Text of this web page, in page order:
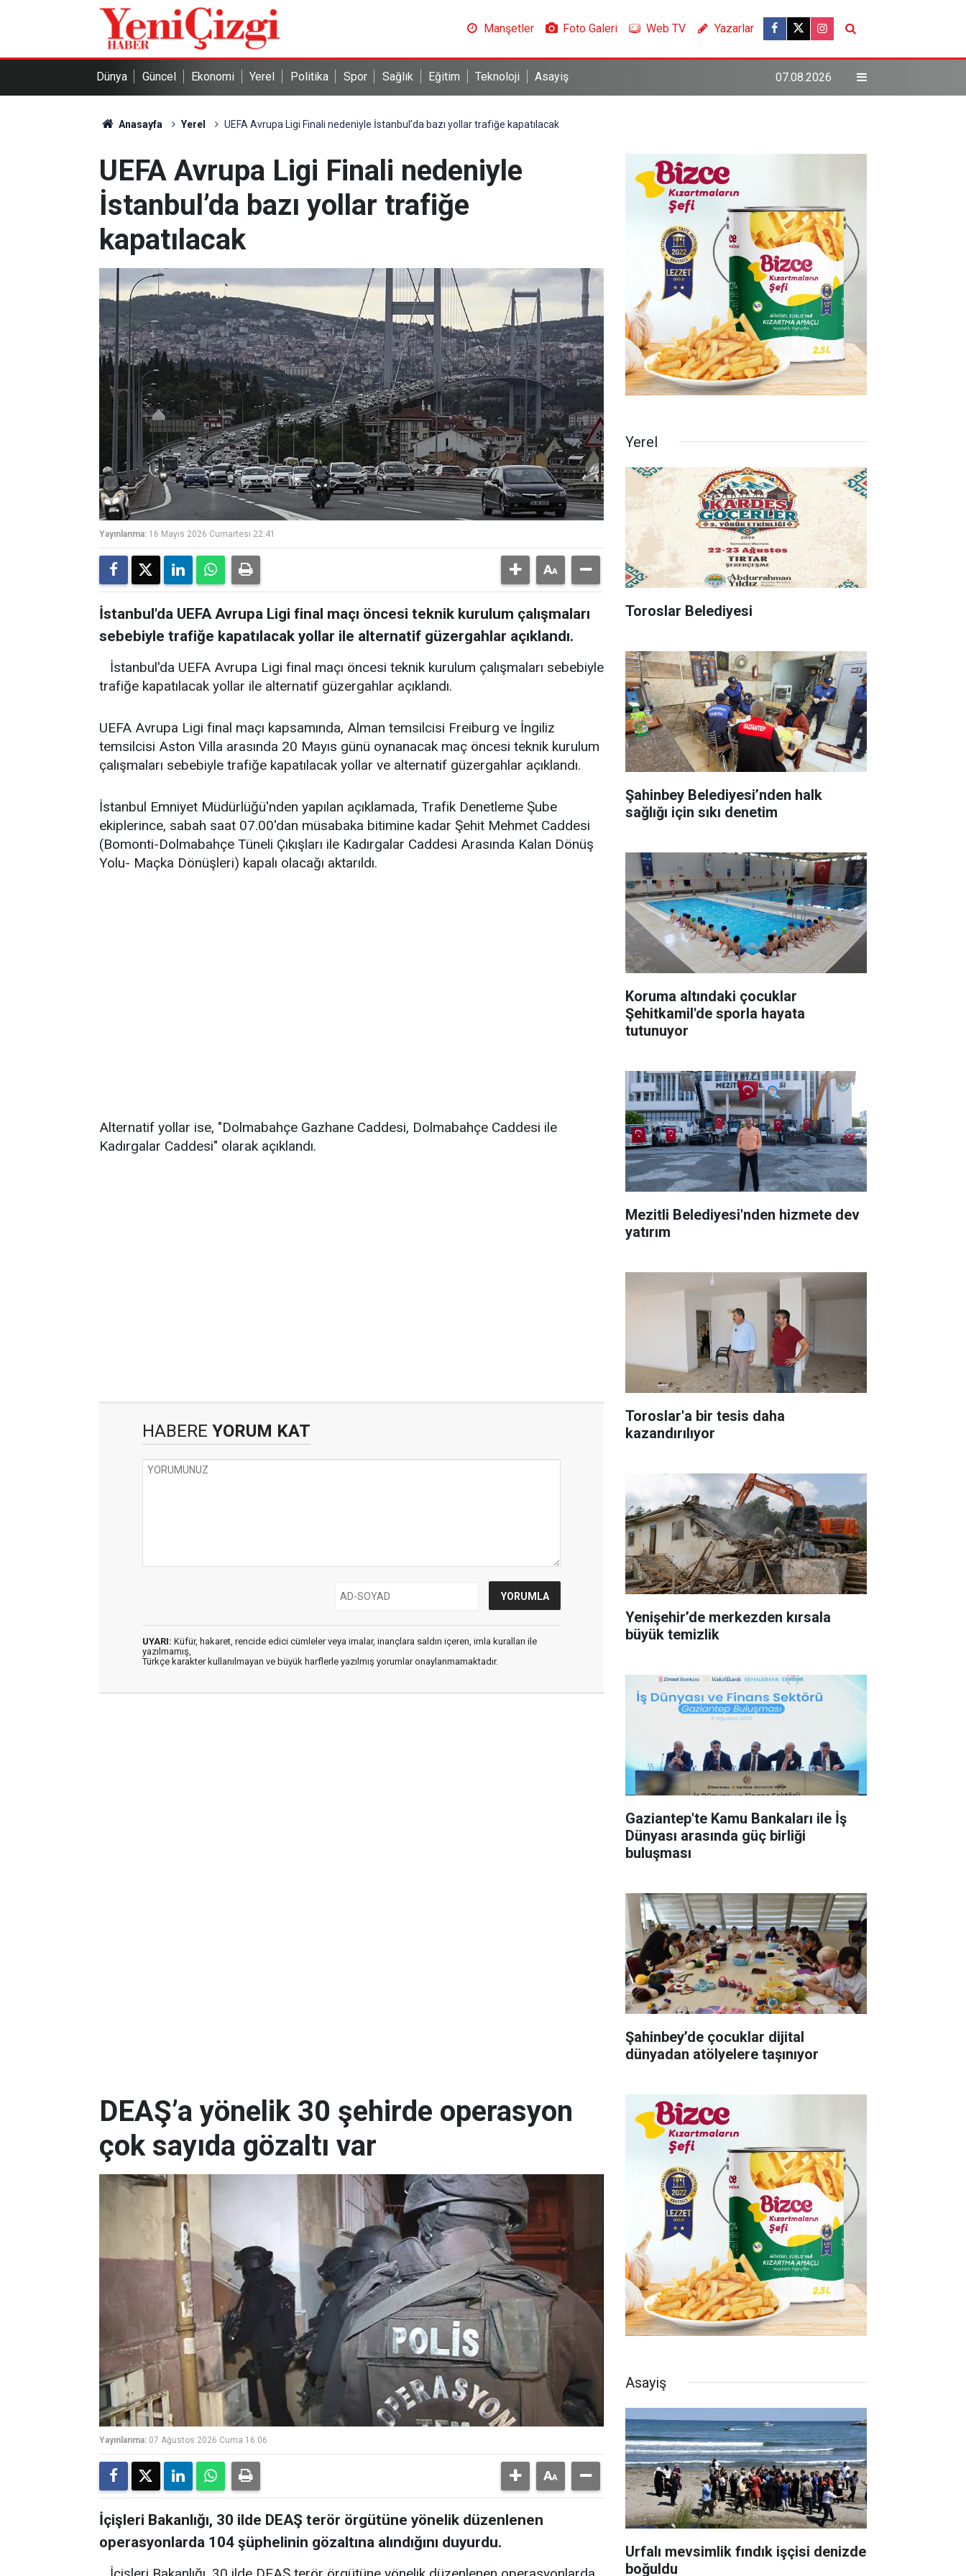
Manşetler Foto Galeri Web TV Yazarlar
Dünya Güncel Ekonomi Yerel Politika Spor Sağlık Eğitim Teknoloji Asayiş 07.08.2026
Anasayfa Yerel UEFA Avrupa Ligi Finali nedeniyle İstanbul’da bazı yollar trafiğe kapatılacak
UEFA Avrupa Ligi Finali nedeniyle
İstanbul’da bazı yollar trafiğe
kapatılacak
Yayınlanma: 16 Mayıs 2026 Cumartesi 22:41
İstanbul'da UEFA Avrupa Ligi final maçı öncesi teknik kurulum çalışmaları
sebebiyle trafiğe kapatılacak yollar ile alternatif güzergahlar açıklandı.
İstanbul'da UEFA Avrupa Ligi final maçı öncesi teknik kurulum çalışmaları sebebiyle
trafiğe kapatılacak yollar ile alternatif güzergahlar açıklandı.
UEFA Avrupa Ligi final maçı kapsamında, Alman temsilcisi Freiburg ve İngiliz
temsilcisi Aston Villa arasında 20 Mayıs günü oynanacak maç öncesi teknik kurulum
çalışmaları sebebiyle trafiğe kapatılacak yollar ve alternatif güzergahlar açıklandı.
İstanbul Emniyet Müdürlüğü'nden yapılan açıklamada, Trafik Denetleme Şube
ekiplerince, sabah saat 07.00'dan müsabaka bitimine kadar Şehit Mehmet Caddesi
(Bomonti-Dolmabahçe Tüneli Çıkışları ile Kadırgalar Caddesi Arasında Kalan Dönüş
Yolu- Maçka Dönüşleri) kapalı olacağı aktarıldı.
Alternatif yollar ise, "Dolmabahçe Gazhane Caddesi, Dolmabahçe Caddesi ile
Kadırgalar Caddesi" olarak açıklandı.
HABERE YORUM KAT
UYARI: Küfür, hakaret, rencide edici cümleler veya imalar, inançlara saldırı içeren, imla kuralları ile
yazılmamış,
Türkçe karakter kullanılmayan ve büyük harflerle yazılmış yorumlar onaylanmamaktadır.
Yerel
Toroslar Belediyesi
Şahinbey Belediyesi’nden halk
sağlığı için sıkı denetim
Koruma altındaki çocuklar
Şehitkamil'de sporla hayata
tutunuyor
Mezitli Belediyesi'nden hizmete dev
yatırım
Toroslar'a bir tesis daha
kazandırılıyor
Yenişehir’de merkezden kırsala
büyük temizlik
Gaziantep'te Kamu Bankaları ile İş
Dünyası arasında güç birliği
buluşması
Şahinbey’de çocuklar dijital
dünyadan atölyelere taşınıyor
DEAŞ’a yönelik 30 şehirde operasyon
çok sayıda gözaltı var
Yayınlanma: 07 Ağustos 2026 Cuma 16:06
İçişleri Bakanlığı, 30 ilde DEAŞ terör örgütüne yönelik düzenlenen
operasyonlarda 104 şüphelinin gözaltına alındığını duyurdu.
Asayiş
Urfalı mevsimlik fındık işçisi denizde
boğuldu